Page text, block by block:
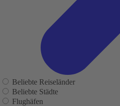
Beliebte Reiseländer
Beliebte Städte
Flughäfen